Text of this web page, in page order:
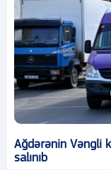
Ağdərənin Vəngli
salınıb